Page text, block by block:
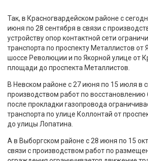
Так, в Красногвардейском районе с
июня по 28 сентября в связи с
устройству опор контактной сети
транспорта по проспекту Металлистов от
шоссе Революции и по Якорной улице от
площади до проспекта Металлистов.
В Невском районе с 27 июня по 15 июля в
производством работ по восстановлению
после прокладки газопровода
транспорта по улице Коллонтай от
до улицы Лопатина.
А в Выборгском районе с 28 июня по 15
связи с производством работ по